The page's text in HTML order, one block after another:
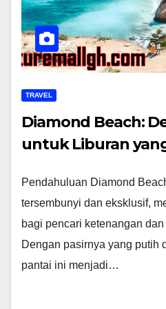
TRAVEL
Diamond Beach:
untuk Liburan
Pendahuluan Diamond
tersembunyi dan eksklusif,
bagi pencari ketenangan
Dengan pasirnya yang putih
pantai ini menjadi…